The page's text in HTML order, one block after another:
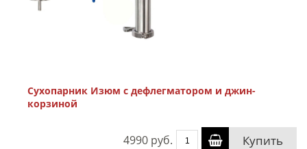
Сухопарник Изюм с дефлегматором и джин-
корзиной
4990 руб. Купить